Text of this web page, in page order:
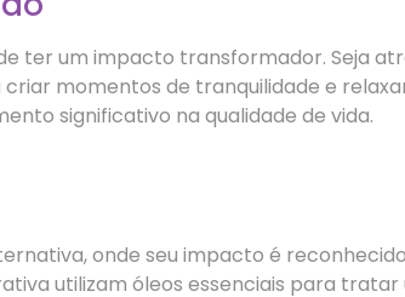
ter um impacto transformador. Seja
momentos de tranquilidade e
significativo na qualidade de vida.
onde seu impacto é
utilizam óleos essenciais para